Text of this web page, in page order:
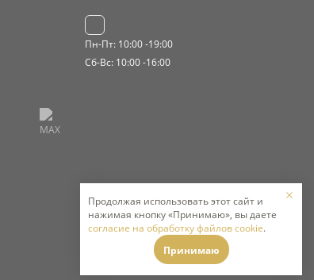
Пн-Пт: 10:00 -19:00
Сб-Вс: 10:00 -16:00
Продолжая использовать этот сайт и
нажимая кнопку «Принимаю», вы даете
согласие на обработку файлов cookie.
Принимаю